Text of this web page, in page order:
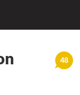
48